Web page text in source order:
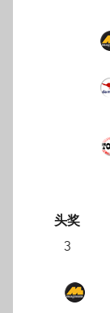
头奖
3